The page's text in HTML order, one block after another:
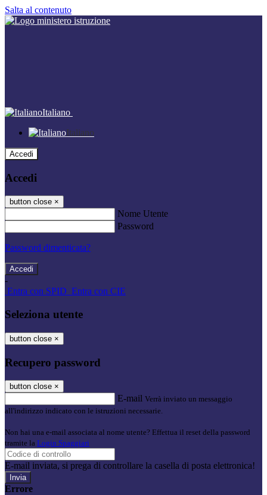
Salta al contenuto
Italiano
Italiano
Accedi
Accedi
button close ×
Nome Utente
Password
Password dimenticata?
-
Entra con SPID Entra con CIE
Seleziona utente
button close ×
Recupero password
button close ×
E-mail Verrà inviato un messaggio
all'indirizzo indicato con le istruzioni necessarie.
Non hai una e-mail associata al nome utente? Effettua il reset della password
tramite la Login Spaggiari
E-mail inviata, si prega di controllare la casella di posta elettronica!
Errore